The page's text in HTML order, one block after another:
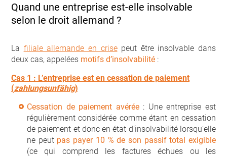
Quand une entreprise est-elle insolvable
selon le droit allemand ?
La filiale allemande en crisepeut être insolvable dans
deux cas, appelées motifs d’insolvabilité :
Cas 1 : L’entreprise est en cessation de paiement
(zahlungsunfähig)
Cessation de paiement avérée: Une entreprise est
régulièrement considérée comme étant en cessation
de paiement et donc en état d’insolvabilité lorsqu’elle
ne peut pas payer 10 % de son passif total exigible
(ce qui comprend les factures échues ou les